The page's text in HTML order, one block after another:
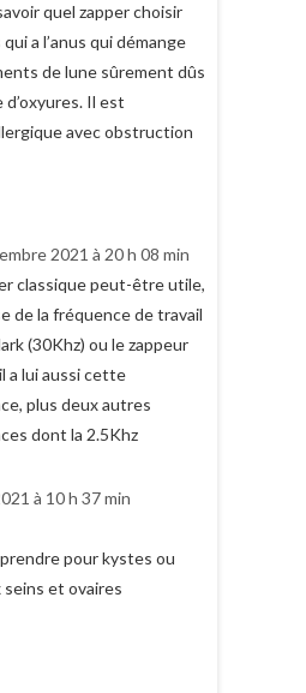
quel zapper choisir
a l’anus qui démange
de lune sûrement dûs
d’oxyures. Il est
avec obstruction
2021 à 20 h 08 min
classique peut-être utile,
de la fréquence de travail
(30Khz) ou le zappeur
a lui aussi cette
plus deux autres
dont la 2.5Khz
à 10 h 37 min
pour kystes ou
et ovaires